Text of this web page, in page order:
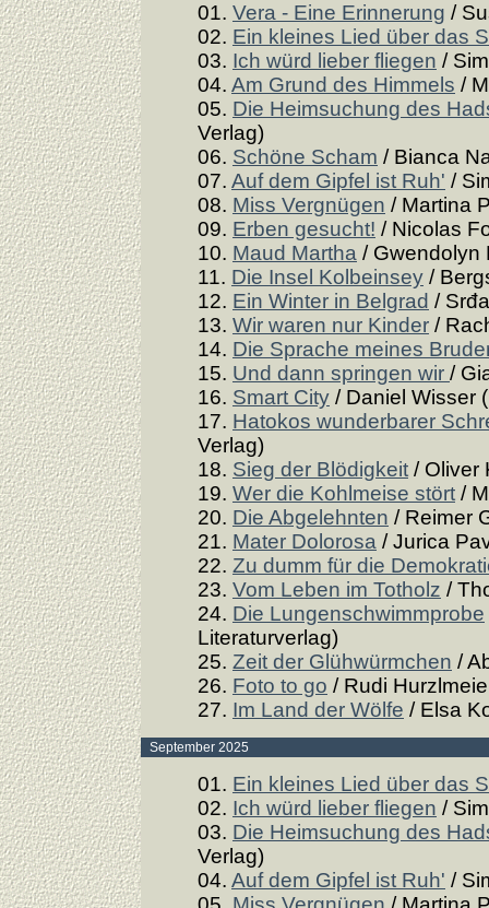
01. Vera - Eine Erinnerung /
02. Ein kleines Lied über das
03. Ich würd lieber fliegen /
04. Am Grund des Himmels /
05. Die Heimsuchung des
Verlag)
06. Schöne Scham / Bianca
07. Auf dem Gipfel ist Ruh' /
08. Miss Vergnügen / Martina
09. Erben gesucht! / Nicolas
10. Maud Martha / Gwendolyn
11. Die Insel Kolbeinsey /
12. Ein Winter in Belgrad /
13. Wir waren nur Kinder /
14. Die Sprache meines
15. Und dann springen wir /
16. Smart City / Daniel Wisser
17. Hatokos wunderbarer
Verlag)
18. Sieg der Blödigkeit / Oliver
19. Wer die Kohlmeise stört /
20. Die Abgelehnten / Reimer
21. Mater Dolorosa / Jurica
22. Zu dumm für die
23. Vom Leben im Totholz /
24. Die Lungenschwimmprobe
Literaturverlag)
25. Zeit der Glühwürmchen /
26. Foto to go / Rudi
27. Im Land der Wölfe / Elsa
September 2025
01. Ein kleines Lied über das
02. Ich würd lieber fliegen /
03. Die Heimsuchung des
Verlag)
04. Auf dem Gipfel ist Ruh' /